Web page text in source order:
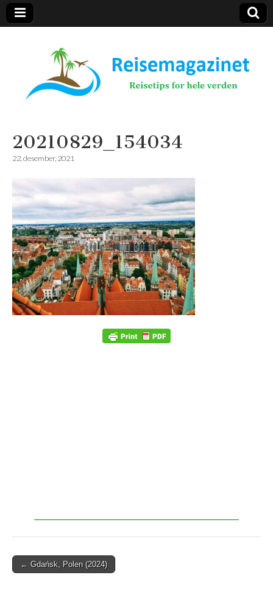
Reisemagazinet
20210829_154034
22. desember, 2021
Post navigation
← Gdańsk, Polen (2024)